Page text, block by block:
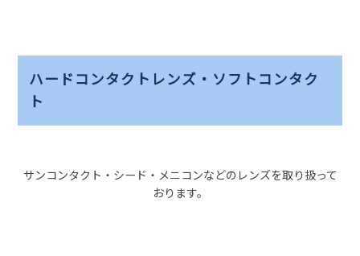
ハードコンタクトレンズ・ソフトコンタク
ト
サンコンタクト・シード・メニコンなどのレンズを取り扱って
おります。